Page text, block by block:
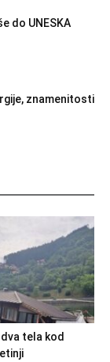
do UNESKA
znamenitosti
tela kod